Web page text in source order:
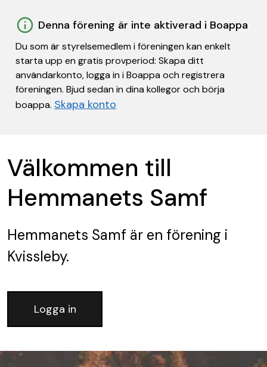
Denna förening är inte aktiverad i Boappa
Du som är styrelsemedlem i föreningen kan enkelt
starta upp en gratis provperiod: Skapa ditt
användarkonto, logga in i Boappa och registrera
föreningen. Bjud sedan in dina kollegor och börja
boappa. Skapa konto
Välkommen till
Hemmanets Samf
Hemmanets Samf är en förening i
Kvissleby.
Logga in